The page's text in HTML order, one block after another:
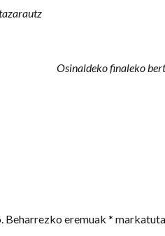
Osinaldeko finaleko
Beharrezko eremuak*